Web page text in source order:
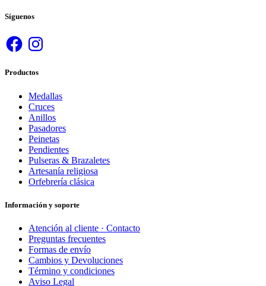
Síguenos
FacebookInstagram
Productos
Medallas
Cruces
Anillos
Pasadores
Peinetas
Pendientes
Pulseras & Brazaletes
Artesanía religiosa
Orfebrería clásica
Información y soporte
Atención al cliente · Contacto
Preguntas frecuentes
Formas de envío
Cambios y Devoluciones
Término y condiciones
Aviso Legal